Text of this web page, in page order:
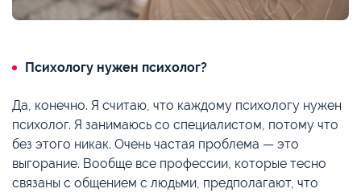
Психологу нужен психолог?
Да, конечно. Я считаю, что каждому психологу нужен
психолог. Я занимаюсь со специалистом, потому что
без этого никак. Очень частая проблема — это
выгорание. Вообще все профессии, которые тесно
связаны с общением с людьми, предполагают, что